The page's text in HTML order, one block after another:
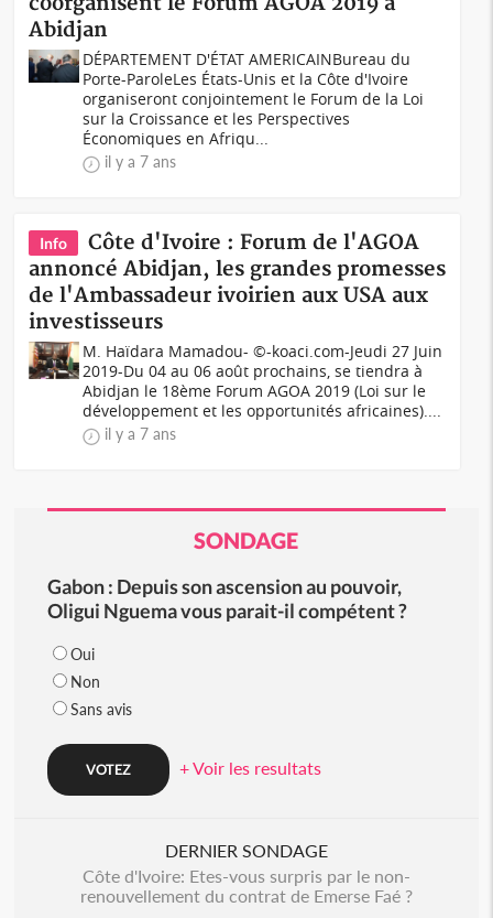
Abidjan
DÉPARTEMENT D'ÉTAT AMERICAINBureau du
Porte-ParoleLes États-Unis et la Côte d'Ivoire
organiseront conjointement le Forum de la Loi
sur la Croissance et les Perspectives
Économiques en Afriqu...
il y a 7 ans
Info
Côte d'Ivoire : Forum de l'AGOA
annoncé Abidjan, les grandes promesses
de l'Ambassadeur ivoirien aux USA aux
investisseurs
M. Haïdara Mamadou- ©-koaci.com-Jeudi 27 Juin
2019-Du 04 au 06 août prochains, se tiendra à
Abidjan le 18ème Forum AGOA 2019 (Loi sur le
développement et les opportunités africaines)....
il y a 7 ans
SONDAGE
Gabon : Depuis son ascension au pouvoir,
Oligui Nguema vous parait-il compétent ?
Oui
Non
Sans avis
+ Voir les resultats
DERNIER SONDAGE
Côte d'Ivoire: Etes-vous surpris par le non-
renouvellement du contrat de Emerse Faé ?